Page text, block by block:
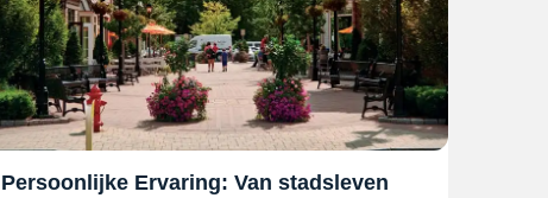
Persoonlijke Ervaring: Van stadsleven